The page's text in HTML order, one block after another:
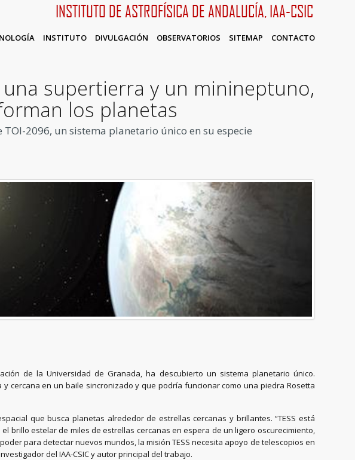
INSTITUTO DE ASTROFÍSICA DE ANDALUCÍA, IAA-CSIC
INSTITUTO DIVULGACIÓN OBSERVATORIOS SITEMAP CONTACTO
supertierra y un minineptuno,
los planetas
2096, un sistema planetario único en su especie
de la Universidad de Granada, ha descubierto un sistema planetario único.
cercana en un baile sincronizado y que podría funcionar como una piedra Rosetta
que busca planetas alrededor de estrellas cercanas y brillantes. “TESS está
brillo estelar de miles de estrellas cercanas en espera de un ligero oscurecimiento,
para detectar nuevos mundos, la misión TESS necesita apoyo de telescopios en
del IAA-CSIC y autor principal del trabajo.